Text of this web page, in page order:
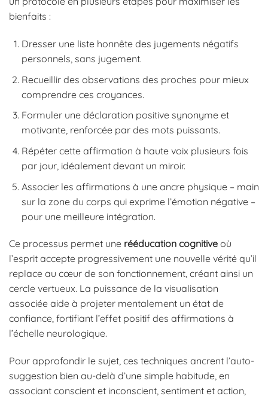
bienfaits :
Dresser une liste honnête des jugements négatifs
personnels, sans jugement.
Recueillir des observations des proches pour mieux
comprendre ces croyances.
Formuler une déclaration positive synonyme et
motivante, renforcée par des mots puissants.
Répéter cette affirmation à haute voix plusieurs fois
par jour, idéalement devant un miroir.
Associer les affirmations à une ancre physique – main
sur la zone du corps qui exprime l’émotion négative –
pour une meilleure intégration.
Ce processus permet une rééducation cognitive où
l’esprit accepte progressivement une nouvelle vérité qu’il
replace au cœur de son fonctionnement, créant ainsi un
cercle vertueux. La puissance de la visualisation
associée aide à projeter mentalement un état de
confiance, fortifiant l’effet positif des affirmations à
l’échelle neurologique.
Pour approfondir le sujet, ces techniques ancrent l’auto-
suggestion bien au-delà d’une simple habitude, en
associant conscient et inconscient, sentiment et action,